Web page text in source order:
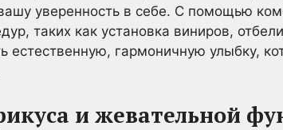
уверенность в себе. С помощью
таких как установка виниров,
естественную, гармоничную улыбку,
и жевательной